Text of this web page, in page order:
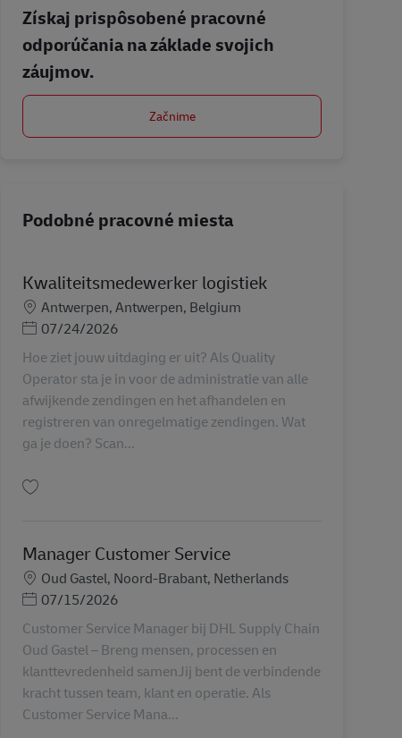
Získaj prispôsobené pracovné
odporúčania na základe svojich
záujmov.
Začnime
Podobné pracovné miesta
Kwaliteitsmedewerker logistiek
Miesto
Antwerpen, Antwerpen, Belgium
Posted Date
07/24/2026
Hoe ziet jouw uitdaging er uit? Als Quality
Operator sta je in voor de administratie van alle
afwijkende zendingen en het afhandelen en
registreren van onregelmatige zendingen. Wat
ga je doen? Scan...
Manager Customer Service
Miesto
Oud Gastel, Noord-Brabant, Netherlands
Posted Date
07/15/2026
Customer Service Manager bij DHL Supply Chain
Oud Gastel – Breng mensen, processen en
klanttevredenheid samenJij bent de verbindende
kracht tussen team, klant en operatie. Als
Customer Service Mana...